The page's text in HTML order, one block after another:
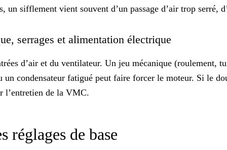
sifflement vient souvent d’un passage d’air trop serré,
serrages et alimentation électrique
d’air et du ventilateur. Un jeu mécanique (roulement,
condensateur fatigué peut faire forcer le moteur. Si le
l’entretien de la VMC.
réglages de base